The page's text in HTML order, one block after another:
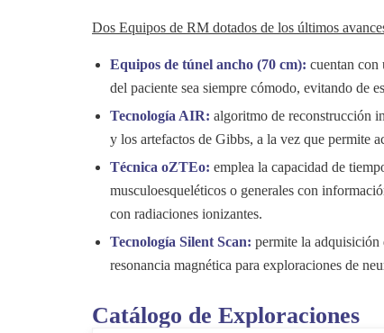
Dos Equipos de RM dotados de los últimos
Equipos de túnel ancho (70 cm): cuentan con
del paciente sea siempre cómodo, evitando de
Tecnología AIR: algoritmo de reconstrucción
y los artefactos de Gibbs, a la vez que permite
Técnica oZTEo: emplea la capacidad de
musculoesqueléticos o generales con
con radiaciones ionizantes.
Tecnología Silent Scan: permite la
resonancia magnética para exploraciones de
Catálogo de Exploraciones